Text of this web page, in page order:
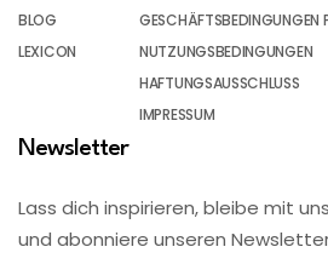
BLOG
LEXICON
GESCHÄFTSBEDINGUNGEN
NUTZUNGSBEDINGUNGEN
HAFTUNGSAUSSCHLUSS
IMPRESSUM
Newsletter
Lass dich inspirieren, bleibe mit
und abonniere unseren